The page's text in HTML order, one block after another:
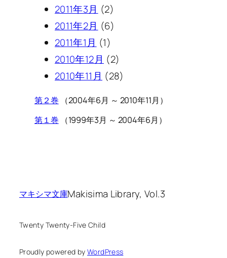
2011年3月 (2)
2011年2月 (6)
2011年1月 (1)
2010年12月 (2)
2010年11月 (28)
第２巻 （2004年6月 ～ 2010年11月）
第１巻 （1999年3月 ～ 2004年6月）
マキシマ文庫Makisima Library, Vol.3
Twenty Twenty-Five Child
Proudly powered byWordPress